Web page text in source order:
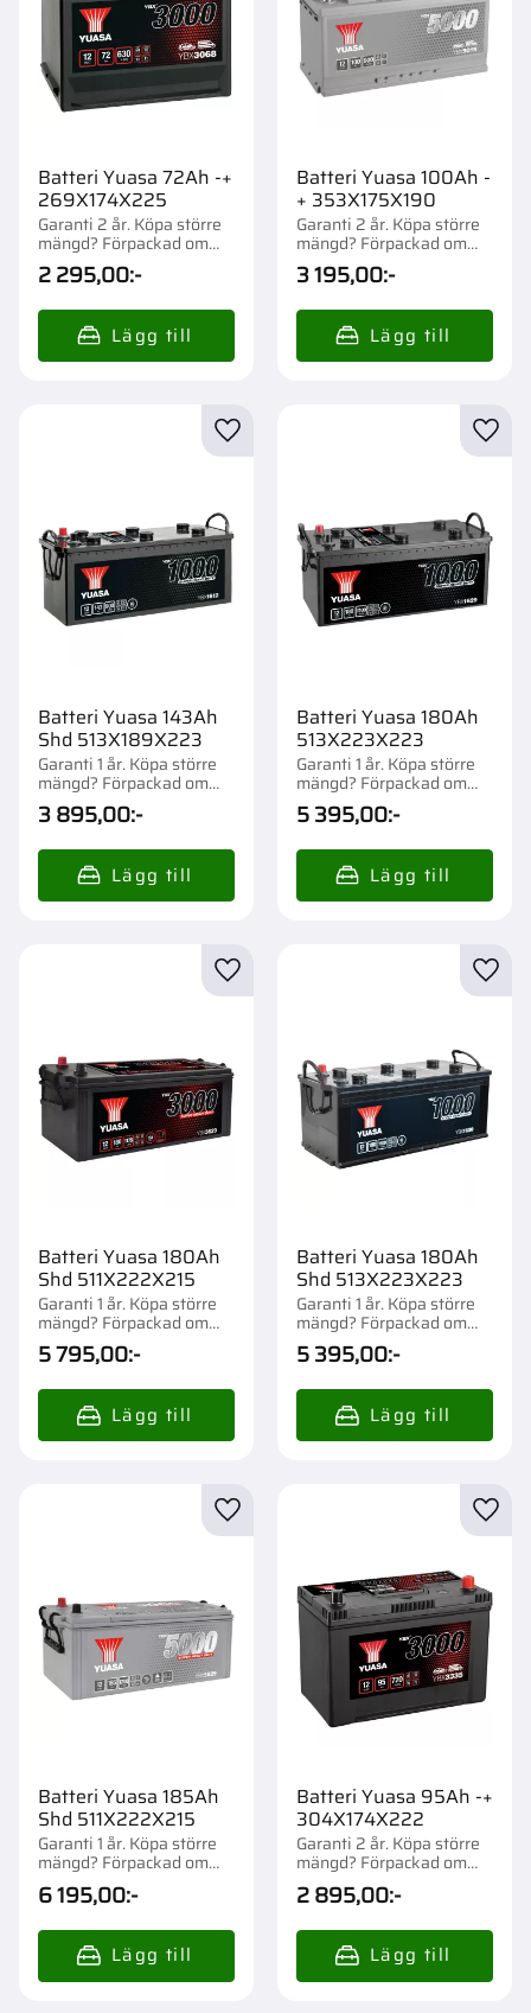
Batteri Yuasa 72Ah -+
269X174X225
Garanti 2 år. Köpa större
mängd? Förpackad om
1/54 st.
2 295,00:-
Batteri Yuasa 100Ah -
+ 353X175X190
Garanti 2 år. Köpa större
mängd? Förpackad om
1/36 st.
3 195,00:-
Batteri Yuasa 143Ah
Shd 513X189X223
Garanti 1 år. Köpa större
mängd? Förpackad om
1/21 st.
3 895,00:-
Lägg till i favoriter
Batteri Yuasa 180Ah
513X223X223
Garanti 1 år. Köpa större
mängd? Förpackad om
1/21 st.
5 395,00:-
Batteri Yuasa 180Ah
Shd 511X222X215
Garanti 1 år. Köpa större
mängd? Förpackad om
1/21 st.
5 795,00:-
Lägg till i favoriter
Batteri Yuasa 180Ah
Shd 513X223X223
Garanti 1 år. Köpa större
mängd? Förpackad om
1/21 st.
5 395,00:-
Batteri Yuasa 185Ah
Shd 511X222X215
Garanti 1 år. Köpa större
mängd? Förpackad om
1/21 st.
6 195,00:-
Lägg till i favoriter
Batteri Yuasa 95Ah -+
304X174X222
Garanti 2 år. Köpa större
mängd? Förpackad om
1/45 st.
2 895,00:-